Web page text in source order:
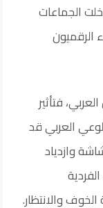
الجماعات
الرقميون
فتأثير
العربي قد
وازدياد
والانتظار.